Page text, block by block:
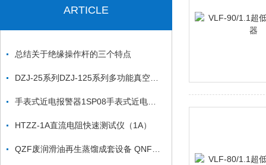
ARTICLE
总结关于绝缘操作杆的三个特点
HTZZ-1A直流电阻快速测试仪（1A）